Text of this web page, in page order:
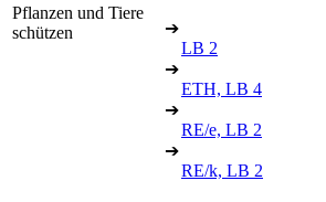
Pflanzen und Tiere
schützen
➔
LB 2
➔
ETH, LB 4
➔
RE/e, LB 2
➔
RE/k, LB 2